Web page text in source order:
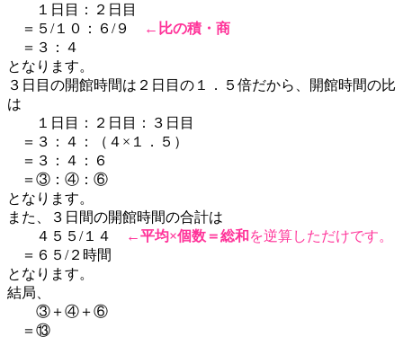
１日目：２日目
＝５/１０：６/９
← 比の積・商
＝３：４
となります。
３日目の開館時間は２日目の１．５倍だから、開館時間の比
は
１日目：２日目：３日目
＝３：４：（４×１．５）
＝３：４：６
＝③：④：⑥
となります。
また、３日間の開館時間の合計は
４５５/１４
←平均×個数＝総和 を逆算しただけです。
＝６５/２時間
となります。
結局、
③＋④＋⑥
＝⑬